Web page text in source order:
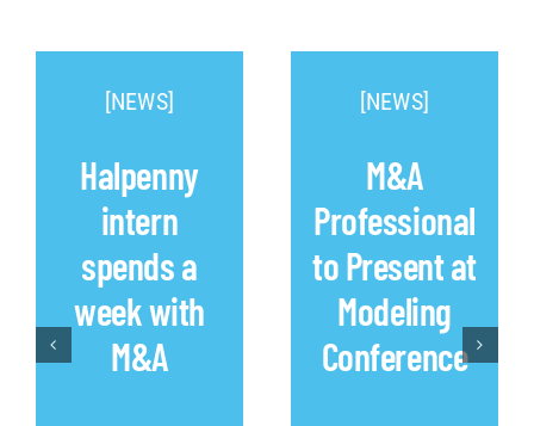
[NEWS]
Halpenny
intern
spends a
week with
M&A
[NEWS]
M&A
Professional
to Present at
Modeling
Conference